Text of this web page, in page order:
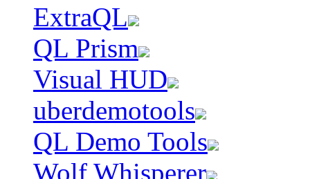
ExtraQL
QL Prism
Visual HUD
uberdemotools
QL Demo Tools
Wolf Whisperer